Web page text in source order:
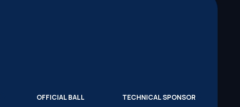
OFFICIAL BALL TECHNICAL SPONSOR